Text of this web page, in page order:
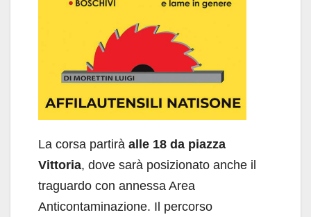
La corsa partirà alle 18 da piazza
Vittoria, dove sarà posizionato anche il
traguardo con annessa Area
Anticontaminazione. Il percorso